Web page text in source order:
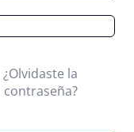
¿Olvidaste la
contraseña?